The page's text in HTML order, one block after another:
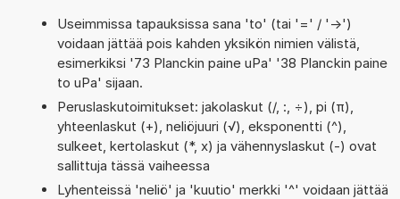
Useimmissa tapauksissa sana 'to' (tai '=' / '->')
voidaan jättää pois kahden yksikön nimien välistä,
esimerkiksi '73 Planckin paine uPa' '38 Planckin paine
to uPa' sijaan.
Peruslaskutoimitukset: jakolaskut (/, :, ÷), pi (π),
yhteenlaskut (+), neliöjuuri (√), eksponentti (^),
sulkeet, kertolaskut (*, x) ja vähennyslaskut (-) ovat
sallittuja tässä vaiheessa
Lyhenteissä 'neliö' ja 'kuutio' merkki '^' voidaan jättää